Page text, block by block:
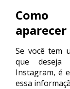
Como
Se você tem
que deseja
Instagram, é
essa